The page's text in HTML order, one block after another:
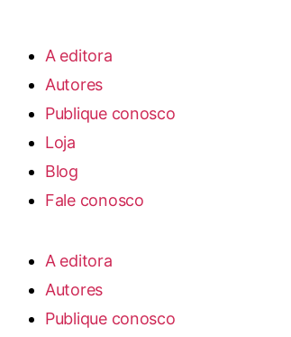
A editora
Autores
Publique conosco
Loja
Blog
Fale conosco
A editora
Autores
Publique conosco